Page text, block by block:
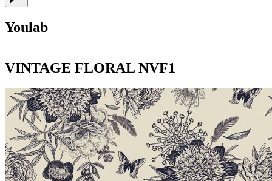
Youlab
VINTAGE FLORAL NVF1